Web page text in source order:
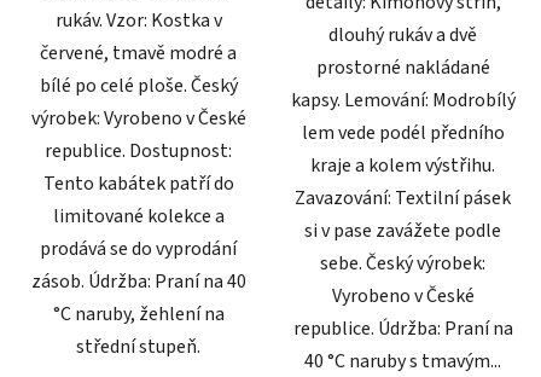
rukáv. Vzor: Kostka v
červené, tmavě modré a
bílé po celé ploše. Český
výrobek: Vyrobeno v České
republice. Dostupnost:
Tento kabátek patří do
limitované kolekce a
prodává se do vyprodání
zásob. Údržba: Praní na 40
°C naruby, žehlení na
střední stupeň.
dlouhý rukáv a dvě
prostorné nakládané
kapsy. Lemování: Modrobílý
lem vede podél předního
kraje a kolem výstřihu.
Zavazování: Textilní pásek
si v pase zavážete podle
sebe. Český výrobek:
Vyrobeno v České
republice. Údržba: Praní na
40 °C naruby s tmavým...